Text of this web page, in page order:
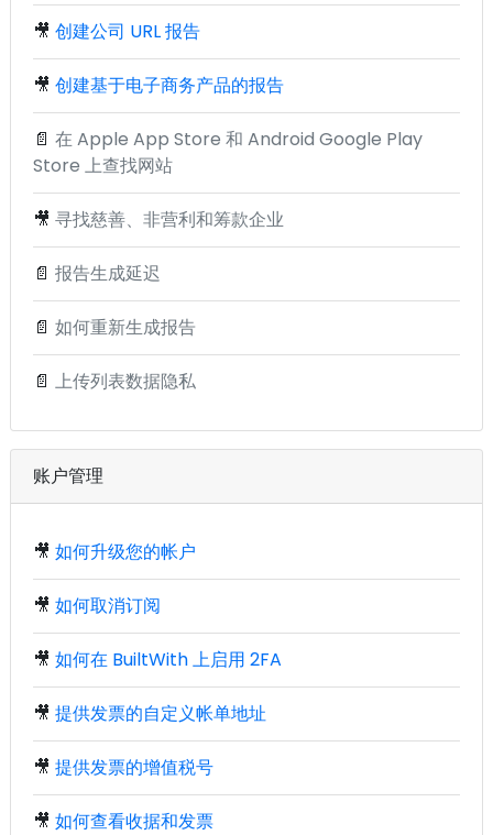
🎥 创建公司 URL 报告
🎥 创建基于电子商务产品的报告
📄 在 Apple App Store 和 Android Google Play
Store 上查找网站
🎥 寻找慈善、非营利和筹款企业
📄 报告生成延迟
📄 如何重新生成报告
📄 上传列表数据隐私
账户管理
🎥 如何升级您的帐户
🎥 如何取消订阅
🎥 如何在 BuiltWith 上启用 2FA
🎥 提供发票的自定义帐单地址
🎥 提供发票的增值税号
🎥 如何查看收据和发票